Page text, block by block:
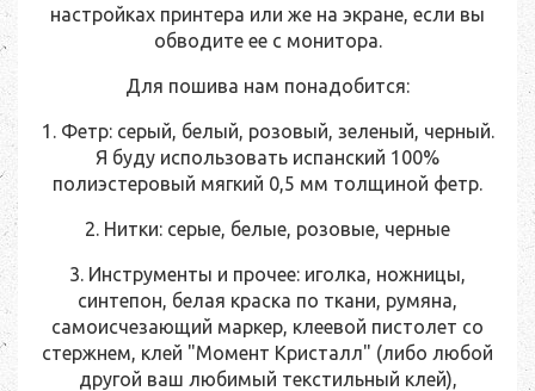
настройках принтера или же на экране, если вы
обводите ее с монитора.
Для пошива нам понадобится:
1. Фетр: серый, белый, розовый, зеленый, черный.
Я буду использовать испанский 100%
полиэстеровый мягкий 0,5 мм толщиной фетр.
2. Нитки: серые, белые, розовые, черные
3. Инструменты и прочее: иголка, ножницы,
синтепон, белая краска по ткани, румяна,
самоисчезающий маркер, клеевой пистолет со
стержнем, клей "Момент Кристалл" (либо любой
другой ваш любимый текстильный клей),